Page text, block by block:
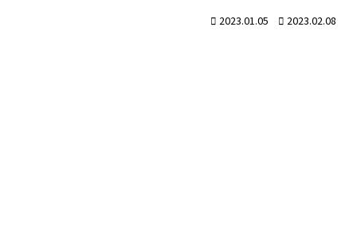
2023.01.05 2023.02.08